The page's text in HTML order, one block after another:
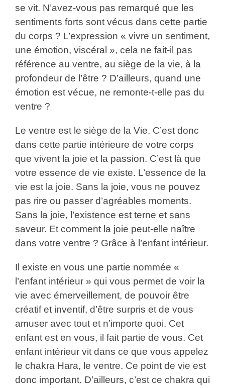
se vit. N’avez-vous pas remarqué que les
sentiments forts sont vécus dans cette partie
du corps ? L’expression « vivre un sentiment,
une émotion, viscéral », cela ne fait-il pas
référence au ventre, au siège de la vie, à la
profondeur de l’être ? D’ailleurs, quand une
émotion est vécue, ne remonte-t-elle pas du
ventre ?
Le ventre est le siège de la Vie. C’est donc
dans cette partie intérieure de votre corps
que vivent la joie et la passion. C’est là que
votre essence de vie existe. L’essence de la
vie est la joie. Sans la joie, vous ne pouvez
pas rire ou passer d’agréables moments.
Sans la joie, l’existence est terne et sans
saveur. Et comment la joie peut-elle naître
dans votre ventre ? Grâce à l’enfant intérieur.
Il existe en vous une partie nommée «
l’enfant intérieur » qui vous permet de voir la
vie avec émerveillement, de pouvoir être
créatif et inventif, d’être surpris et de vous
amuser avec tout et n’importe quoi. Cet
enfant est en vous, il fait partie de vous. Cet
enfant intérieur vit dans ce que vous appelez
le chakra Hara, le ventre. Ce point de vie est
donc important. D’ailleurs, c’est ce chakra qui